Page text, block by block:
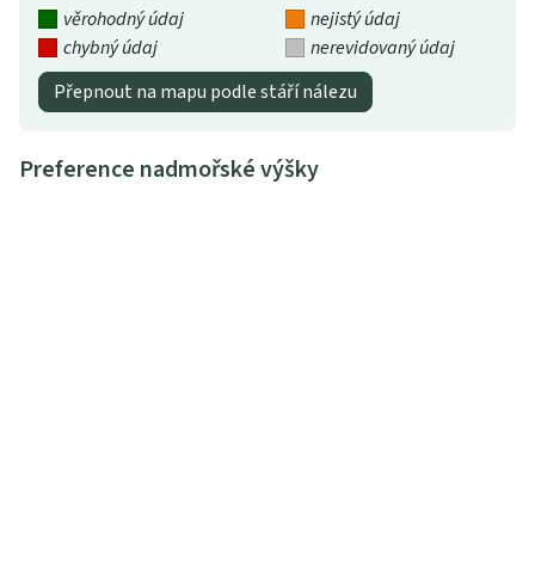
věrohodný údaj
nejistý údaj
chybný údaj
nerevidovaný údaj
Přepnout na mapu podle stáří nálezu
Preference nadmořské výšky